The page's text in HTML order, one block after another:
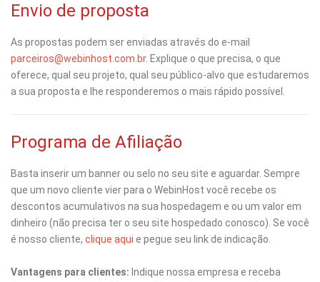
Envio de proposta
As propostas podem ser enviadas através do e-mail
parceiros@webinhost.com.br. Explique o que precisa, o que
oferece, qual seu projeto, qual seu público-alvo que estudaremos
a sua proposta e lhe responderemos o mais rápido possível.
Programa de Afiliação
Basta inserir um banner ou selo no seu site e aguardar. Sempre
que um novo cliente vier para o WebinHost você recebe os
descontos acumulativos na sua hospedagem e ou um valor em
dinheiro (não precisa ter o seu site hospedado conosco). Se você
é nosso cliente, clique aqui e pegue seu link de indicação.
Vantagens para clientes: Indique nossa empresa e receba